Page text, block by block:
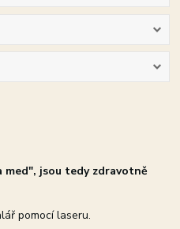
jsou tedy zdravotně
pomocí laseru.